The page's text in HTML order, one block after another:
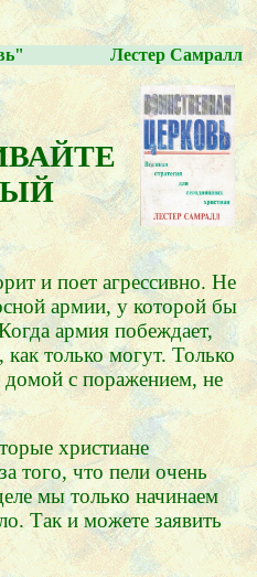
Лестер Самралл
и поет агрессивно. Не
армии, у которой бы
армия побеждает,
только могут. Только
домой с поражением, не
христиане
того, что пели очень
мы только начинаем
Так и можете заявить